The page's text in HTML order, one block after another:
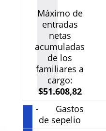
Máximo de
entradas
netas
acumuladas
de los
familiares a
cargo:
$51.608,82
- Gastos
de sepelio